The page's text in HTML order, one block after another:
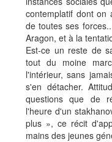
contemplatif dont
de toutes ses
Aragon, et à la
Est-ce un reste de
tout du moine
l'intérieur, sans
s'en détacher.
questions que de
l'heure d'un
plus », ce récit
mains des jeunes